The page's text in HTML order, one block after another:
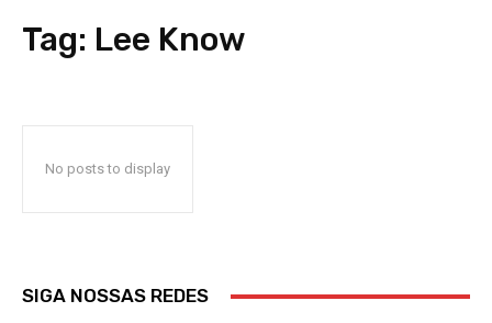
Tag: Lee Know
No posts to display
SIGA NOSSAS REDES